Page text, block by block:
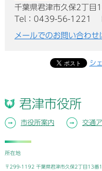
千葉県君津市久保2丁目
Tel：0439-56-1221
メールでのお問い合わせ
シ
君津市役所
市役所案内 交通
所在地
〒299-1192 千葉県君津市久保2丁目13番